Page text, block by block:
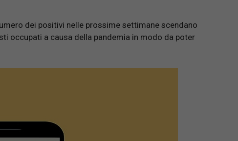
dei positivi nelle prossime settimane scendano
occupati a causa della pandemia in modo da poter